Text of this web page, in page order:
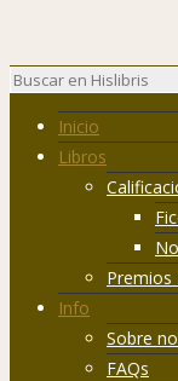
Inicio
Libros
Premios
Info
Sobre
FAQs